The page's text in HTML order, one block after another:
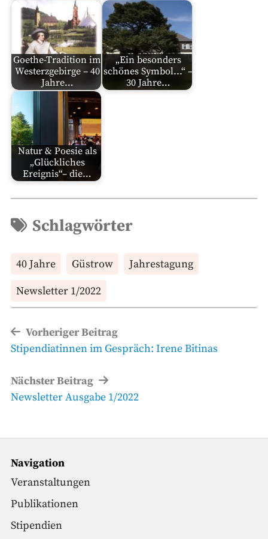
Goethe-Tradition im
Westerzgebirge – 40
Jahre…
„Ein besonders
schönes Symbol...“ –
30 Jahre…
Natur & Poesie als
„Glückliches
Ereignis“– die…
Schlagwörter
40 Jahre Güstrow
Jahrestagung
Newsletter 1/2022
Beitragsnavigation
Vorheriger Beitrag
Vorheriger
Stipendiatinnen im Gespräch: Irene Bitinas
Nächster Beitrag
Nächster
Newsletter Ausgabe 1/2022
Navigation
Veranstaltungen
Publikationen
Stipendien